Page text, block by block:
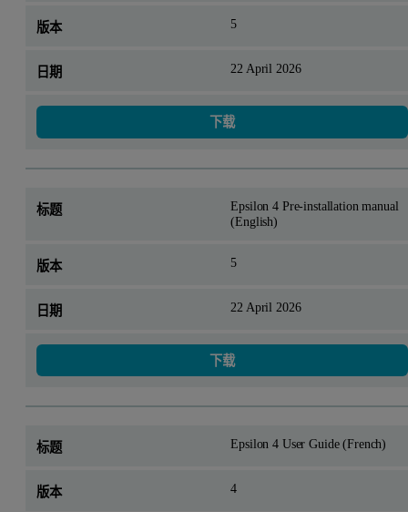
5
22 April 2026
下载
Epsilon 4 Pre-installation manual
(English)
5
22 April 2026
下载
Epsilon 4 User Guide (French)
4